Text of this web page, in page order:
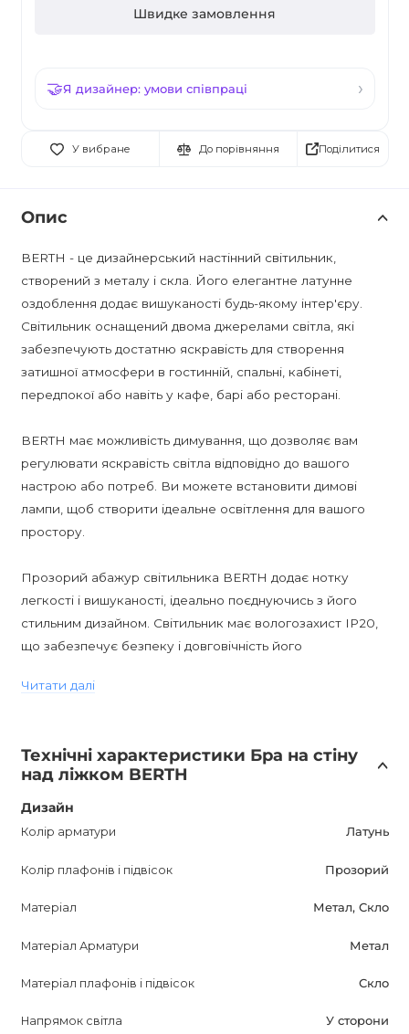
Швидке замовлення
Я дизайнер: умови співпраці
У вибране До порівняння Поділитися
Опис
BERTH - це дизайнерський настінний світильник,
створений з металу і скла. Його елегантне латунне
оздоблення додає вишуканості будь-якому інтер'єру.
Світильник оснащений двома джерелами світла, які
забезпечують достатню яскравість для створення
затишної атмосфери в гостинній, спальні, кабінеті,
передпокої або навіть у кафе, барі або ресторані.
BERTH має можливість димування, що дозволяє вам
регулювати яскравість світла відповідно до вашого
настрою або потреб. Ви можете встановити димові
лампи, щоб створити ідеальне освітлення для вашого
простору.
Прозорий абажур світильника BERTH додає нотку
легкості і вишуканості, ідеально поєднуючись з його
стильним дизайном. Світильник має вологозахист IP20,
що забезпечує безпеку і довговічність його
світильнику стати не лише джерелом світла, але й
вишуканим елементом декору.
Цей настінний світильник BERTH - ідеальний вибір для
допомогою ви зможете створити атмосферу комфорту і
спальня, кабінет, передпокій або навіть кафе, бар або
ресторан.
Читати далі
Технічні характеристики Бра на стіну
над ліжком BERTH
Дизайн
Колір арматури Латунь
Колір плафонів і підвісок Прозорий
Матеріал Метал, Скло
Матеріал Арматури Метал
Матеріал плафонів і підвісок Скло
Напрямок світла У сторони